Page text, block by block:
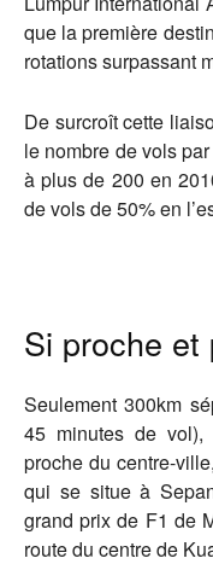
que la première
rotations surpassant
De surcroît cette
le nombre de vols
à plus de 200 en
de vols de 50% en
Si proche
Seulement 300km
45 minutes de vol),
proche du centre-
qui se situe à
grand prix de F1 de
route du centre de